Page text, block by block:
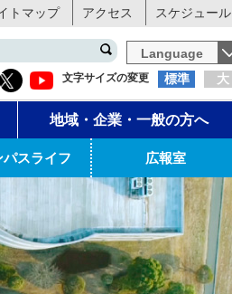
トマップ アクセス スケジュール
Language
文字サイズの変更 標準 大
地域・企業・一般の方へ
パスライフ 広報室